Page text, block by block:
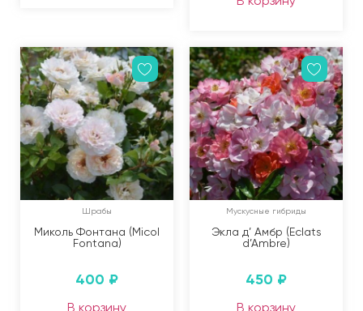
Шрабы
Миколь Фонтана (Micol
Fontana)
400 ₽
В корзину
Мускусные гибриды
Экла д’ Амбр (Eclats
d’Ambre)
450 ₽
В корзину